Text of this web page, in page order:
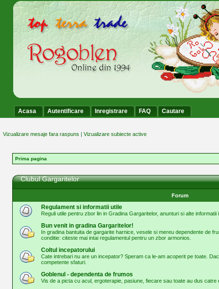
Acasa Autentificare Inregistrare FAQ Cautare
Vizualizare mesaje fara raspuns | Vizualizare subiecte active
Prima pagina
Clubul Gargaritelor
Forum
Regulament si informatii utile
Reguli utile pentru zbor lin in Gradina Gargaritelor, anunturi si alte informatii
Bun venit in gradina Gargaritelor!
In gradina bantuita de gargarite harnice, vesele si mereu dependente de
conditie: citeste mai intai regulamentul pentru un zbor armonios.
Coltul incepatorului
Cate intrebari nu are un incepator? Speram ca le-am acoperit pe toate.
competente sfaturi.
Goblenul - dependenta de frumos
Vis de a picta cu acul, ergoterapie, pasiune, fiecare sau toate au dus